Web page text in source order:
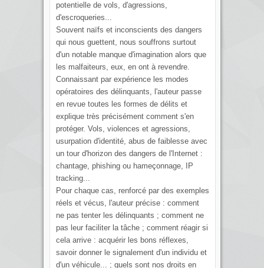
potentielle de vols, d'agressions,
d'escroqueries...
Souvent naïfs et inconscients des dangers
qui nous guettent, nous souffrons surtout
d'un notable manque d'imagination alors que
les malfaiteurs, eux, en ont à revendre.
Connaissant par expérience les modes
opératoires des délinquants, l'auteur passe
en revue toutes les formes de délits et
explique très précisément comment s'en
protéger. Vols, violences et agressions,
usurpation d'identité, abus de faiblesse avec
un tour d'horizon des dangers de l'Internet :
chantage, phishing ou hameçonnage, IP
tracking...
Pour chaque cas, renforcé par des exemples
réels et vécus, l'auteur précise : comment
ne pas tenter les délinquants ; comment ne
pas leur faciliter la tâche ; comment réagir si
cela arrive : acquérir les bons réflexes,
savoir donner le signalement d'un individu et
d'un véhicule... ; quels sont nos droits en